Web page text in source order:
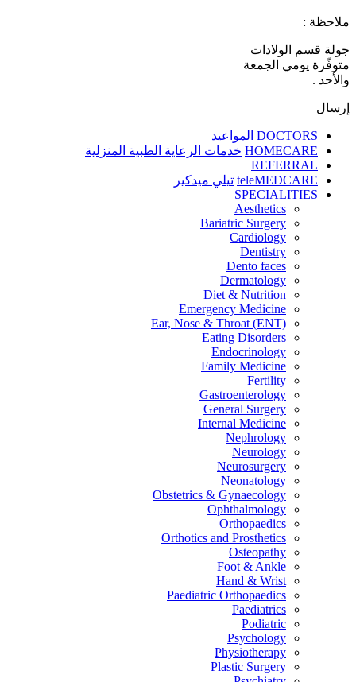
ملاحظة :
جولة قسم الولادات
متوفّرة يومي الجمعة
والأحد .
إرسال
DOCTORS المواعيد
HOMECARE خدمات الرعاية الطبية المنزلية
REFERRAL
teleMEDCARE تيلي ميدكير
SPECIALITIES
Aesthetics
Bariatric Surgery
Cardiology
Dentistry
Dento faces
Dermatology
Diet & Nutrition
Emergency Medicine
Ear, Nose & Throat (ENT)
Eating Disorders
Endocrinology
Family Medicine
Fertility
Gastroenterology
General Surgery
Internal Medicine
Nephrology
Neurology
Neurosurgery
Neonatology
Obstetrics & Gynaecology
Ophthalmology
Orthopaedics
Orthotics and Prosthetics
Osteopathy
Foot & Ankle
Hand & Wrist
Paediatric Orthopaedics
Paediatrics
Podiatric
Psychology
Physiotherapy
Plastic Surgery